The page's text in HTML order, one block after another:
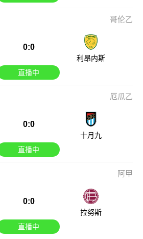
哥伦乙
0:0
利昂内斯
直播中
厄瓜乙
0:0
十月九
直播中
阿甲
0:0
拉努斯
直播中